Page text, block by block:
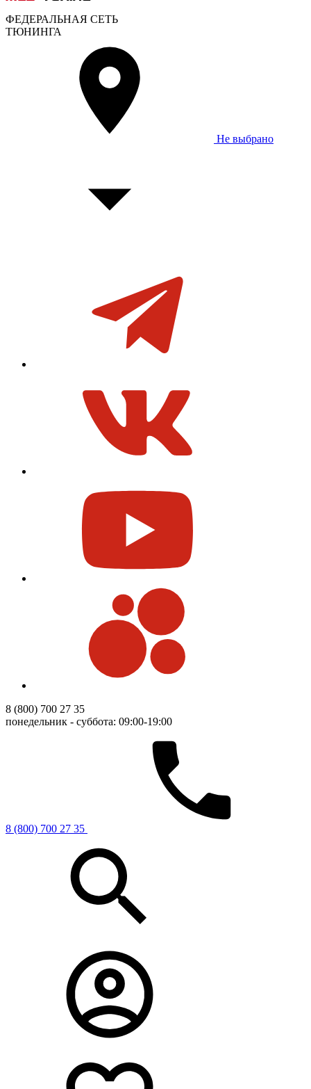
ФЕДЕРАЛЬНАЯ СЕТЬ
ТЮНИНГА
Не выбрано
8 (800) 700 27 35
понедельник - суббота: 09:00-19:00
8 (800) 700 27 35